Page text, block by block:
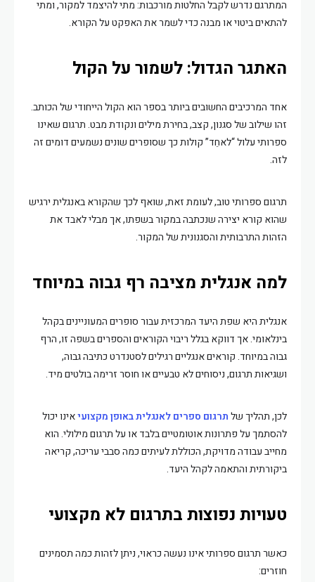
המתרגם נדרש לקבל החלטות מורכבות: מתי להיצמד למקור, ומתי
להתאים ביטוי או מבנה כדי לשמר את האפקט על הקורא.
האתגר הגדול: לשמור על הקול
אחד המרכיבים החשובים ביותר בספר הוא הקול הייחודי של הכותב.
זהו שילוב של סגנון, קצב, בחירת מילים ונקודת מבט. תרגום שאינו
ספרותי עלול “לאחֵד” קולות כך שסופרים שונים נשמעים דומים זה
לזה.
תרגום ספרותי טוב, לעומת זאת, שואף לכך שהקורא באנגלית ירגיש
שהוא קורא יצירה שנכתבה במקור בשפתו, אך מבלי לאבד את
הזהות התרבותית והסגנונית של המקור.
למה אנגלית מציבה רף גבוה במיוחד
אנגלית היא שפת היעד המרכזית עבור סופרים המעוניינים בקהל
בינלאומי. אך דווקא בגלל ריבוי הקוראים והספרים בשפה זו, הרף
גבוה במיוחד. קוראים אנגליים רגילים לסטנדרט כתיבה גבוה,
ושגיאות תרגום, ניסוחים לא טבעיים או חוסר זרימה בולטים מיד.
לכן, תהליך שלתרגום ספרים לאנגלית באופן מקצועיאינו יכול
להסתמך על פתרונות אוטומטיים בלבד או על תרגום מילולי. הוא
מחייב עבודה מדויקת, הכוללת לעיתים כמה סבבי עריכה, קריאה
ביקורתית והתאמה לקהל היעד.
טעויות נפוצות בתרגום לא מקצועי
כאשר תרגום ספרותי אינו נעשה כראוי, ניתן לזהות כמה תסמינים
חוזרים: